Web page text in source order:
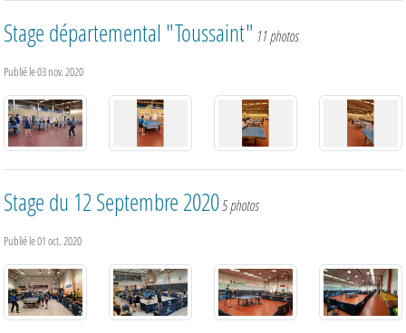
Stage départemental "Toussaint" 11 photos
Publié le03 nov. 2020
Stage du 12 Septembre 20205 photos
Publié le01 oct. 2020